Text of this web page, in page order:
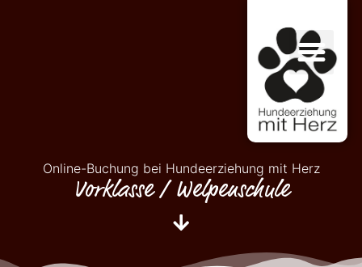
Online-Buchung bei Hundeerziehung mit Herz
Vorklasse / Welpenschule